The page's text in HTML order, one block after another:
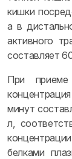
кишки
а в
активного
составляет
При
минут
л,
белками